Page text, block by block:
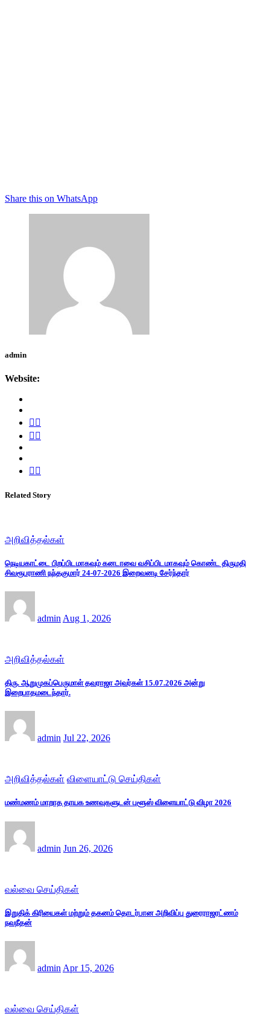
Share this on WhatsApp
admin
Website:
Related Story
அறிவித்தல்கள்
நெடியகாட்டை பிறப்பிடமாகவும் கனடாவை வசிப்பிடமாகவும் கொண்ட திருமதி
சிவரூபராணி நந்தகுமார் 24-07-2026 இறைவனடி சேர்ந்தார்
admin Aug 1, 2026
அறிவித்தல்கள்
திரு. ஆறுமுகப்பெருமாள் தவராஜா அவர்கள் 15.07.2026 அன்று
இறைபாதமடைந்தார்.
admin Jul 22, 2026
அறிவித்தல்கள் விளையாட்டு செய்திகள்
மண்மணம் மாறாத தாயக உணவுகளுடன் புளூஸ் விளையாட்டு விழா 2026
admin Jun 26, 2026
வல்வை செய்திகள்
இறுதிக் கிரியைகள் மற்றும் தகனம் தொடர்பான அறிவிப்பு துரைராஜரட்ணம்
நவநீதன்
admin Apr 15, 2026
வல்வை செய்திகள்